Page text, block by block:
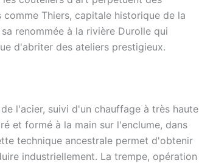
Thiers, capitale historique de la
renommée à la rivière Durolle qui
d'abriter des ateliers prestigieux.
l'acier, suivi d'un chauffage à très haute
et formé à la main sur l'enclume, dans
technique ancestrale permet d'obtenir
industriellement. La trempe, opération